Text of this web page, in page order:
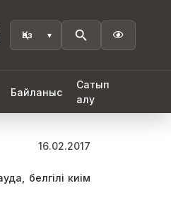

Байланыс
Сатып
алу
16.02.2017
белгілі киім